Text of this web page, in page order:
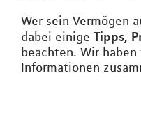
Wer sein Vermögen
dabei einige Tipps,
beachten. Wir
Informationen